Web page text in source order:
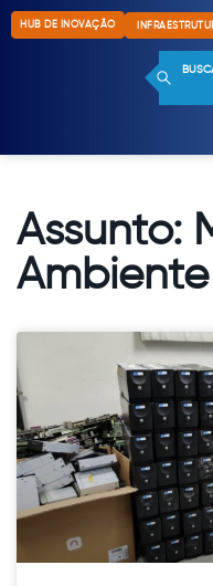
HUB DE INOVAÇÃO
Assunto:
Ambiente